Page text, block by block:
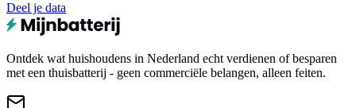
Deel je data
Ontdek wat huishoudens in Nederland echt verdienen of besparen
met een thuisbatterij - geen commerciële belangen, alleen feiten.